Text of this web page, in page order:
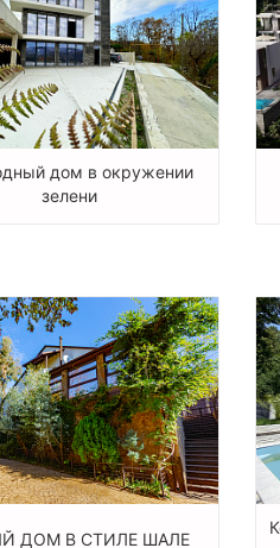
дом в окружении
зелени
ДОМ В СТИЛЕ ШАЛЕ